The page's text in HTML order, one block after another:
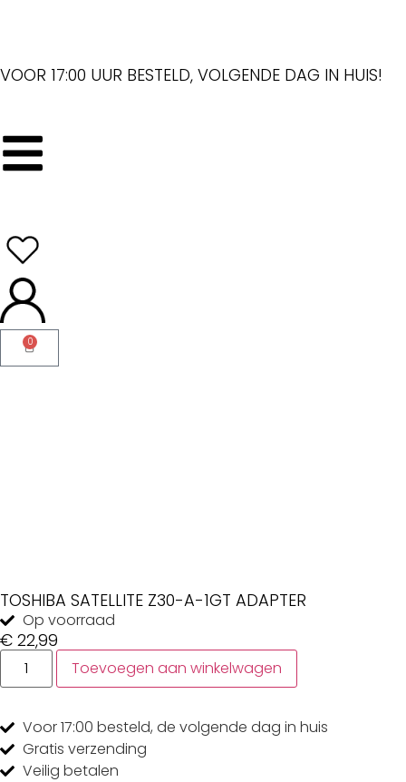
VOOR 17:00 UUR BESTELD, VOLGENDE DAG IN HUIS!
0
TOSHIBA SATELLITE Z30-A-1GT ADAPTER
Op voorraad
€ 22,99
Toevoegen aan winkelwagen
Voor 17:00 besteld, de volgende dag in huis
Gratis verzending
Veilig betalen